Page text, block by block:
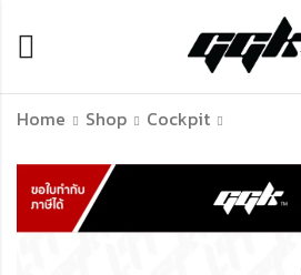
Home Shop Cockpit